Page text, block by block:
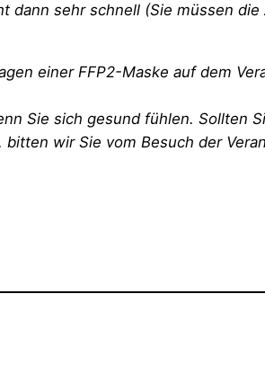
sehr schnell (Sie müssen
einer FFP2-Maske auf dem
Sie sich gesund fühlen. Sollten
wir Sie vom Besuch der